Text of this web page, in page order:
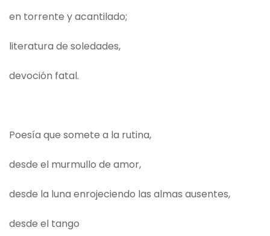
en torrente y acantilado;
literatura de soledades,
devoción fatal.
Poesía que somete a la rutina,
desde el murmullo de amor,
desde la luna enrojeciendo las almas ausentes,
desde el tango